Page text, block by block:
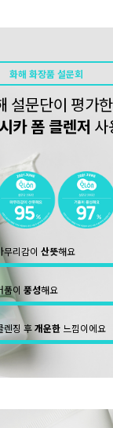
화해 화장품 설문회
설문단이 평가한
카 폼 클렌저 사
무리감이산뜻해요
품이풍성해요
렌징 후개운한 느낌이에요